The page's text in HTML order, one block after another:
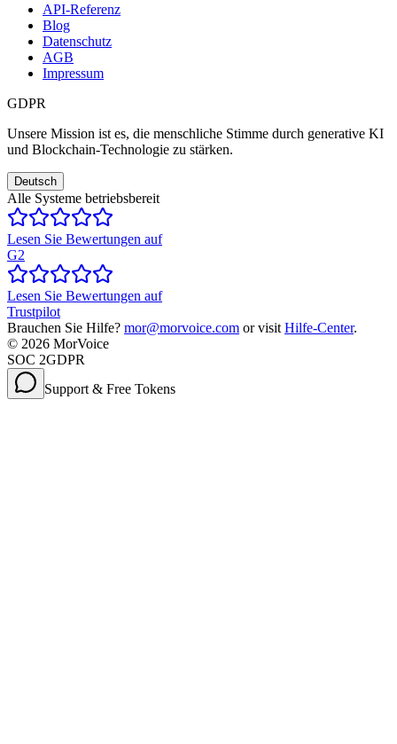
API-Referenz
Blog
Datenschutz
AGB
Impressum
GDPR
Unsere Mission ist es, die menschliche Stimme durch generative KI
und Blockchain-Technologie zu stärken.
Deutsch
Alle Systeme betriebsbereit
Lesen Sie Bewertungen auf
G2
Lesen Sie Bewertungen auf
Trustpilot
Brauchen Sie Hilfe? mor@morvoice.com or visit Hilfe-Center.
© 2026 MorVoice
SOC 2GDPR
Support & Free Tokens